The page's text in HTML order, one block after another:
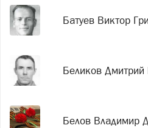
Батуев Виктор
Беликов Дмитрий
Белов Владимир